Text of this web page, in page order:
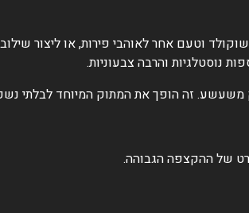
וטעם אחר לאוהבי פירות, או ליצור
נוסטלגיות והרבה צבעוניות.
משעשע. זה הופך את המתוק המיוחד לבלתי
של ההקצפה הגבוהה.